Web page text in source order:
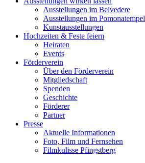
Ausstellungen im Belvedere
Ausstellungen im Pomonatempel
Kunstausstellungen
Hochzeiten & Feste feiern
Heiraten
Events
Förderverein
Über den Förderverein
Mitgliedschaft
Spenden
Geschichte
Förderer
Partner
Presse
Aktuelle Informationen
Foto, Film und Fernsehen
Filmkulisse Pfingstberg